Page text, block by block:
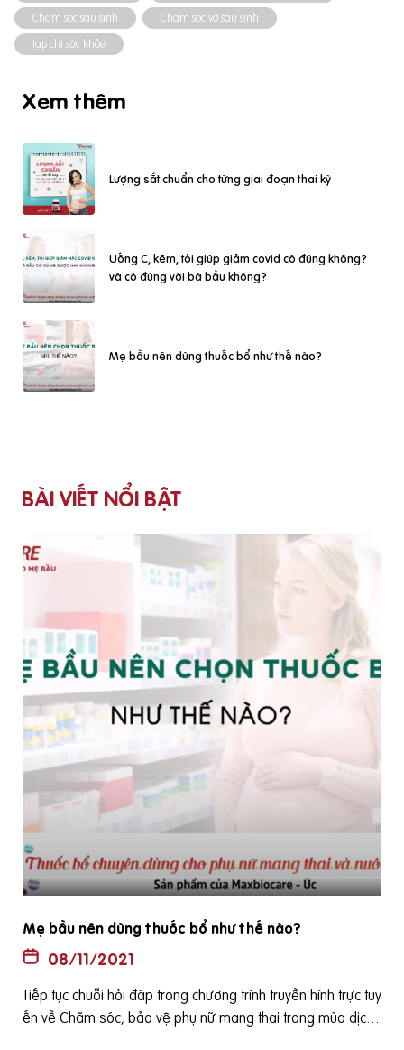
Chăm sóc sau sinh
Chăm sóc vợ sau sinh
tạp chí sức khỏe
Xem thêm
Lượng sắt chuẩn cho từng giai đoạn thai kỳ
Uống C, kẽm, tỏi giúp giảm covid có đúng không?
và có đúng với bà bầu không?
Mẹ bầu nên dùng thuốc bổ như thế nào?
BÀI VIẾT NỔI BẬT
và
tuy
Sau sinh có nên tiếp tục dùng thuốc bổ không?
08/11/2021
Tiếp tục chuỗi hỏi đáp trong chương trình truyền hình trực
ến về Chăm sóc, bảo vệ phụ nữ mang thai trong mùa